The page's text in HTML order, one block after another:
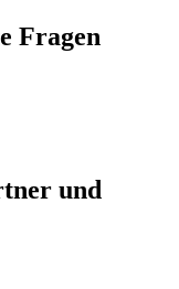
Fragen
und